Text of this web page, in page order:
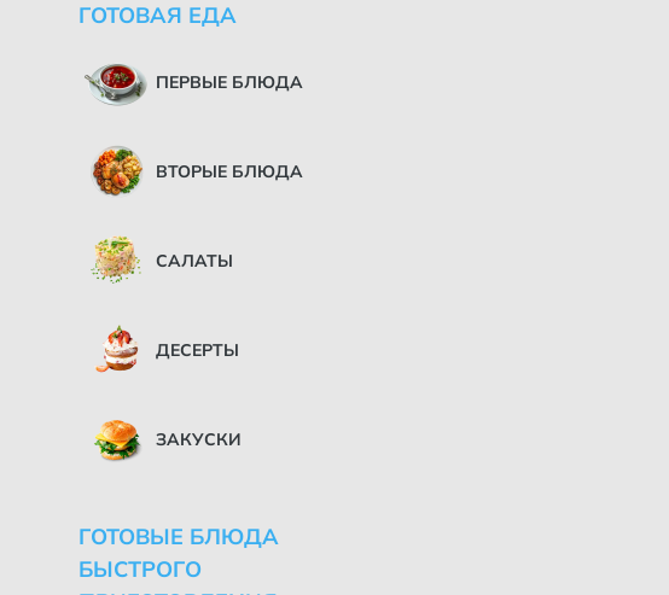
ГОТОВАЯ ЕДА
ПЕРВЫЕ БЛЮДА
ВТОРЫЕ БЛЮДА
САЛАТЫ
ДЕСЕРТЫ
ЗАКУСКИ
ГОТОВЫЕ БЛЮДА
БЫСТРОГО